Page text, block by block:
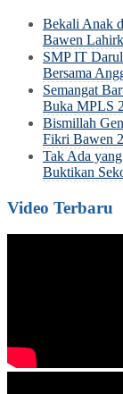
Bekali Anak
Bawen
SMP IT
Bersama
Semangat
Buka MPLS
Bismillah
Fikri Bawen
Tak Ada
Buktikan
Video Terbaru